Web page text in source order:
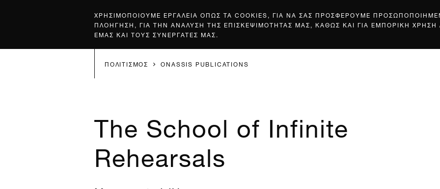
ΧΡΗΣΙΜΟΠΟΙΟΥΜΕ ΕΡΓΑΛΕΙΑ ΟΠΩΣ ΤΑ COOKIES, ΓΙΑ ΝΑ ΣΑΣ ΠΡΟΣΦΕΡΟΥΜΕ
ΠΛΟΗΓΗΣΗ, ΓΙΑ ΤΗΝ ΑΝΑΛΥΣΗ ΤΗΣ ΕΠΙΣΚΕΨΙΜΟΤΗΤΑΣ ΜΑΣ, ΚΑΘΩΣ ΚΑΙ ΓΙΑ ΕΜΠΟΡΙΚΗ ΧΡΗΣΗ
ΕΜΑΣ ΚΑΙ ΤΟΥΣ ΣΥΝΕΡΓΑΤΕΣ ΜΑΣ.
ΠΟΛΙΤΙΣΜΟΣ ONASSIS PUBLICATIONS
The School of Infinite
Rehearsals